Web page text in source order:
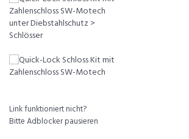
Link funktioniert nicht?
Bitte Adblocker pausieren